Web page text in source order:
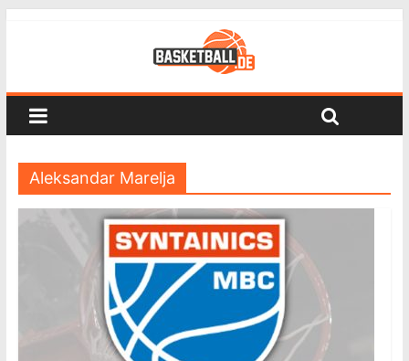
Aleksandar Marelja